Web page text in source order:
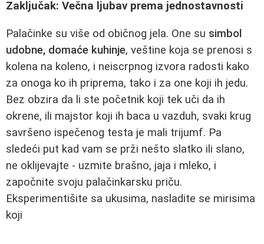
Zaključak: Večna ljubav prema jednostavnosti
Palačinke su više od običnog jela. One su simbol
udobne, domaće kuhinje, veštine koja se prenosi s
kolena na koleno, i neiscrpnog izvora radosti kako
za onoga ko ih priprema, tako i za one koji ih jedu.
Bez obzira da li ste početnik koji tek uči da ih
okrene, ili majstor koji ih baca u vazduh, svaki krug
savršeno ispečenog testa je mali trijumf. Pa
sledeći put kad vam se prži nešto slatko ili slano,
ne oklijevajte - uzmite brašno, jaja i mleko, i
započnite svoju palačinkarsku priču.
Eksperimentišite sa ukusima, nasladite se mirisima
koji